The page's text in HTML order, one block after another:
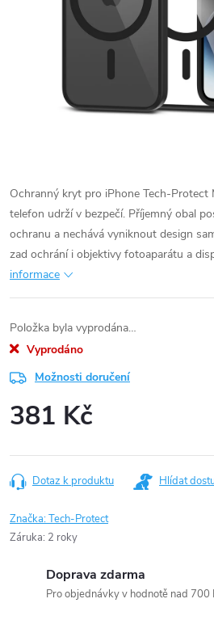
Ochranný kryt pro iPhone Tech-Protect
telefon udrží v bezpečí. Příjemný obal
ochranu a nechává vyniknout design
zad ochrání i objektivy fotoaparátu a
informace
Položka byla vyprodána…
Vyprodáno
Možnosti doručení
381 Kč
cena:
Dotaz k produktu Hlídat
Značka:Tech-Protect
Záruka: 2 roky
Doprava zdarma
Pro objednávky v hodnotě nad 700